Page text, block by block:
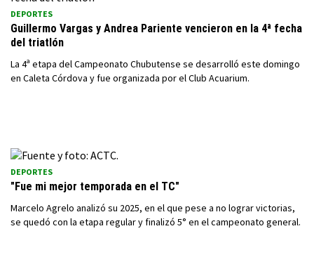
DEPORTES
Guillermo Vargas y Andrea Pariente vencieron en la 4ª fecha
del triatlón
La 4ª etapa del Campeonato Chubutense se desarrolló este domingo
en Caleta Córdova y fue organizada por el Club Acuarium.
DEPORTES
"Fue mi mejor temporada en el TC"
Marcelo Agrelo analizó su 2025, en el que pese a no lograr victorias,
se quedó con la etapa regular y finalizó 5° en el campeonato general.